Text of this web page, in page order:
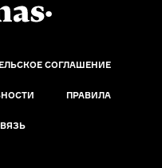
СОГЛАШЕНИЕ
ПРАВИЛА